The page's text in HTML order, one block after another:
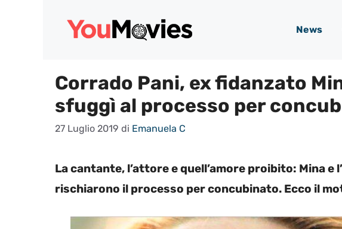
News
Corrado Pani, ex fidanzato
sfuggì al processo per
27 Luglio 2019 di Emanuela C
La cantante, l’attore e quell’amore proibito: Mina e
rischiarono il processo per concubinato. Ecco il